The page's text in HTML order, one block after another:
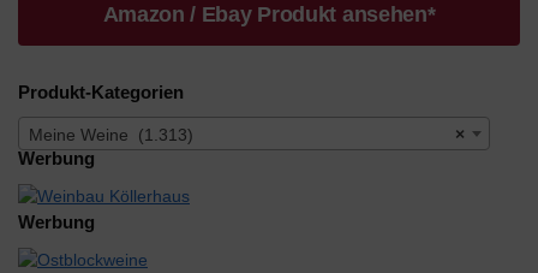
Amazon / Ebay Produkt ansehen*
Produkt-Kategorien
×
Meine Weine (1.313)
Werbung
Werbung